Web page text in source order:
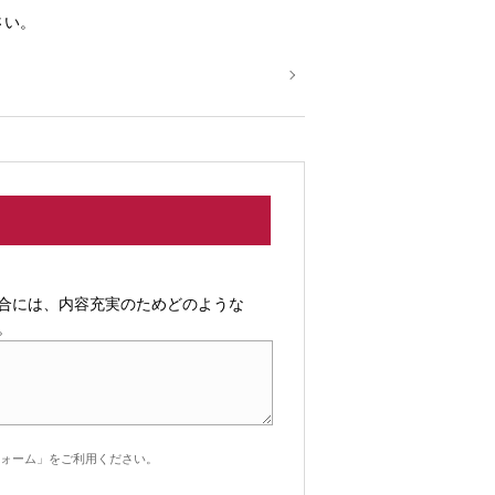
。
には、内容充実のためどのような
ーム」をご利用ください。